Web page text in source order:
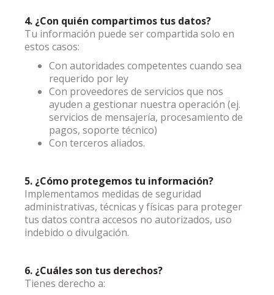
4. ¿Con quién compartimos tus datos?
Tu información puede ser compartida solo en
estos casos:
Con autoridades competentes cuando sea
requerido por ley
Con proveedores de servicios que nos
ayuden a gestionar nuestra operación (ej.
servicios de mensajería, procesamiento de
pagos, soporte técnico)
Con terceros aliados.
5. ¿Cómo protegemos tu información?
Implementamos medidas de seguridad
administrativas, técnicas y físicas para proteger
tus datos contra accesos no autorizados, uso
indebido o divulgación.
6. ¿Cuáles son tus derechos?
Tienes derecho a: